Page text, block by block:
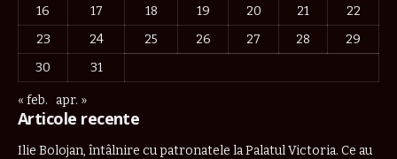
16
17 18 19 20 21
22
23
24 25 26 27 28
29
30
31
« feb. apr. »
Articole recente
Ilie Bolojan, întâlnire cu patronatele la Palatul Victoria. Ce au